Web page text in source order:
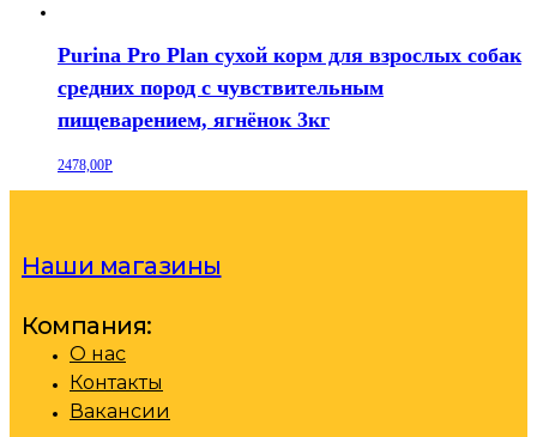
Purina Pro Plan сухой корм для взрослых собак
средних пород с чувствительным
пищеварением, ягнёнок 3кг
2478,00Р
Наши магазины
Компания:
О нас
Контакты
Вакансии